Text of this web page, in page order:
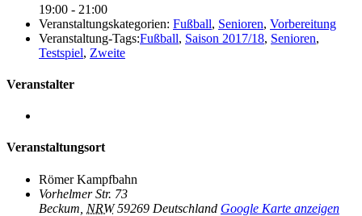
19:00 - 21:00
Veranstaltungskategorien: Fußball, Senioren, Vorbereitung
Veranstaltung-Tags:Fußball, Saison 2017/18, Senioren,
Testspiel, Zweite
Veranstalter
Veranstaltungsort
Römer Kampfbahn
Vorhelmer Str. 73
Beckum NRW 59269 Deutschland Google Karte anzeigen